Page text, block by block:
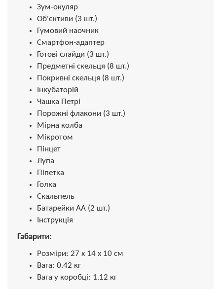
Зум-окуляр
Об'єктиви (3 шт.)
Гумовий наочник
Смартфон-адаптер
Готові слайди (3 шт.)
Предметні скельця (8 шт.)
Покривні скельця (8 шт.)
Інкубаторій
Чашка Петрі
Порожні флакони (3 шт.)
Мірна колба
Мікротом
Пінцет
Лупа
Піпетка
Голка
Скальпель
Батарейки АА (2 шт.)
Інструкція
Габарити:
Розміри: 27 x 14 x 10 см
Вага: 0.42 кг
Вага у коробці: 1.12 кг